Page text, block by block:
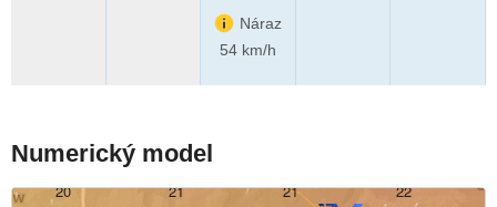
Náraz
54 km/h
Numerický model